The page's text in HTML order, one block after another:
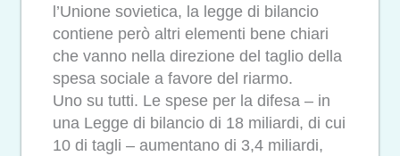
l’Unione sovietica, la legge di bilancio
contiene però altri elementi bene chiari
che vanno nella direzione del taglio della
spesa sociale a favore del riarmo.
Uno su tutti. Le spese per la difesa – in
una Legge di bilancio di 18 miliardi, di cui
10 di tagli – aumentano di 3,4 miliardi,